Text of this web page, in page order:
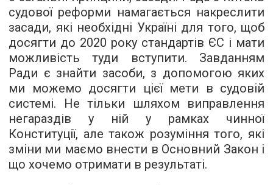
судової реформи намагається накреслити
засади, які необхідні Україні для того, щоб
досягти до 2020 року стандартів ЄС і мати
можливість туди вступити. Завданням
Ради є знайти засоби, з допомогою яких
ми можемо досягти цієї мети в судовій
системі. Не тільки шляхом виправлення
негараздів у ній у рамках чинної
Конституції, але також розуміння того, які
зміни ми маємо внести в Основний Закон і
що хочемо отримати в результаті.